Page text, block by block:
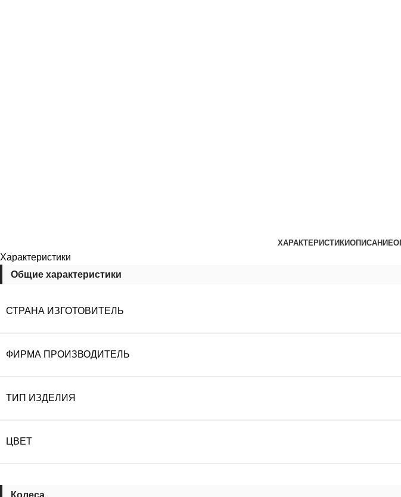
ХАРАКТЕРИСТИКИОПИСАНИЕ
Характеристики
Общие характеристики
СТРАНА ИЗГОТОВИТЕЛЬ
ФИРМА ПРОИЗВОДИТЕЛЬ
ТИП ИЗДЕЛИЯ
ЦВЕТ
Колеса